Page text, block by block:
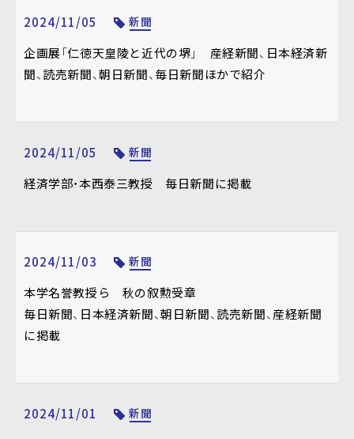
2024/11/05 新聞
企画展「仁徳天皇陵と近代の堺」 産経新聞、日本経済新
聞、読売新聞、朝日新聞、毎日新聞ほかで紹介
2024/11/05 新聞
経済学部・本西泰三教授 毎日新聞に掲載
2024/11/03 新聞
本学名誉教授ら 秋の叙勲受章
毎日新聞、日本経済新聞、朝日新聞、読売新聞、産経新聞
に掲載
2024/11/01 新聞